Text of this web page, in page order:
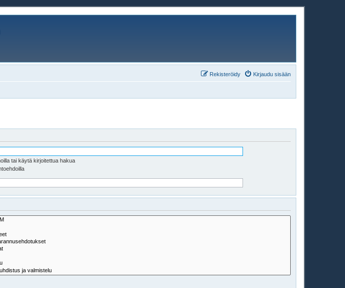
Kirjaudu sisään
Rekisteröidy
tai käytä kirjoitettua hakua